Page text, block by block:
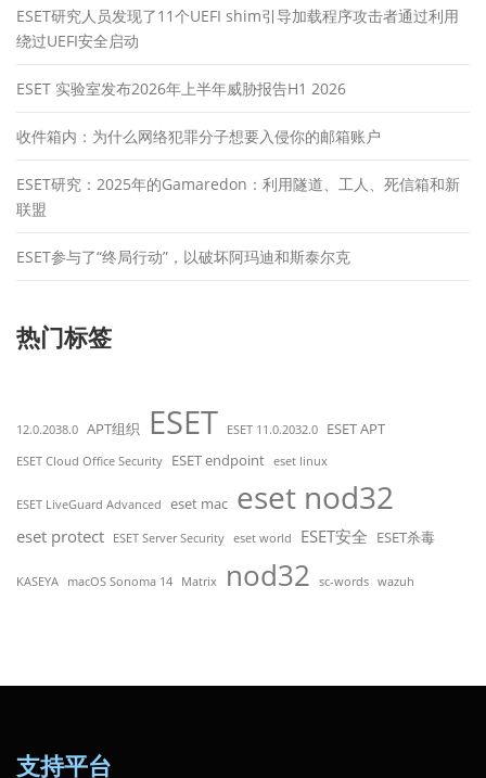
ESET研究人员发现了11个UEFI shim引导加载程序攻击者通过利用
绕过UEFI安全启动
ESET 实验室发布2026年上半年威胁报告H1 2026
收件箱内：为什么网络犯罪分子想要入侵你的邮箱账户
ESET研究：2025年的Gamaredon：利用隧道、工人、死信箱和新
联盟
ESET参与了“终局行动”，以破坏阿玛迪和斯泰尔克
热门标签
12.0.2038.0 APT组织 ESET ESET 11.0.2032.0 ESET APT
ESET Cloud Office Security ESET endpoint eset linux
ESET LiveGuard Advanced eset mac eset nod32
eset protect ESET Server Security eset world ESET安全 ESET杀毒
KASEYA macOS Sonoma 14 Matrix nod32 sc-words wazuh
支持平台